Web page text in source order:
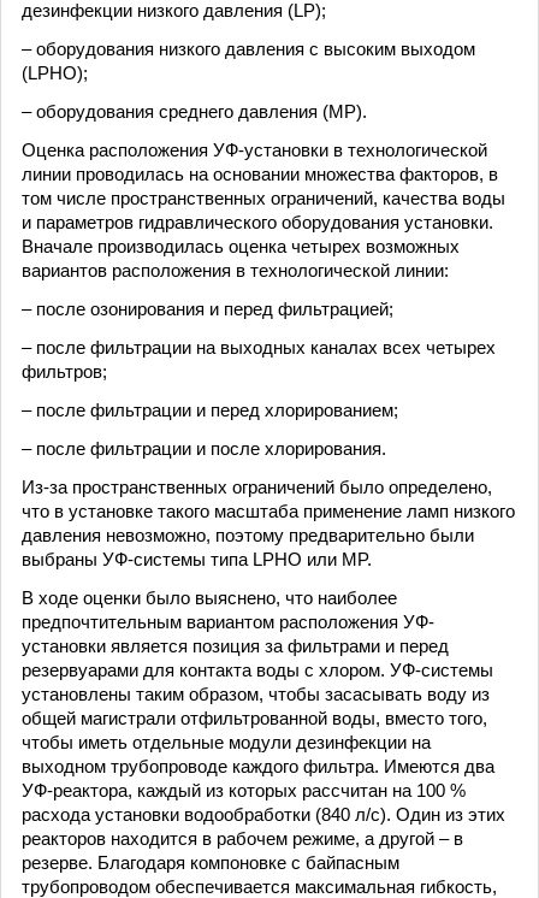
дезинфекции низкого давления (LP);
– оборудования низкого давления с высоким выходом
(LPHO);
– оборудования среднего давления (MP).
Оценка расположения УФ-установки в технологической
линии проводилась на основании множества факторов, в
том числе пространственных ограничений, качества воды
и параметров гидравлического оборудования установки.
Вначале производилась оценка четырех возможных
вариантов расположения в технологической линии:
– после озонирования и перед фильтрацией;
– после фильтрации на выходных каналах всех четырех
фильтров;
– после фильтрации и перед хлорированием;
– после фильтрации и после хлорирования.
Из-за пространственных ограничений было определено,
что в установке такого масштаба применение ламп низкого
давления невозможно, поэтому предварительно были
выбраны УФ-системы типа LPHO или MP.
В ходе оценки было выяснено, что наиболее
предпочтительным вариантом расположения УФ-
установки является позиция за фильтрами и перед
резервуарами для контакта воды с хлором. УФ-системы
установлены таким образом, чтобы засасывать воду из
общей магистрали отфильтрованной воды, вместо того,
чтобы иметь отдельные модули дезинфекции на
выходном трубопроводе каждого фильтра. Имеются два
УФ-реактора, каждый из которых рассчитан на 100 %
расхода установки водообработки (840 л/с). Один из этих
реакторов находится в рабочем режиме, а другой – в
резерве. Благодаря компоновке с байпасным
трубопроводом обеспечивается максимальная гибкость,